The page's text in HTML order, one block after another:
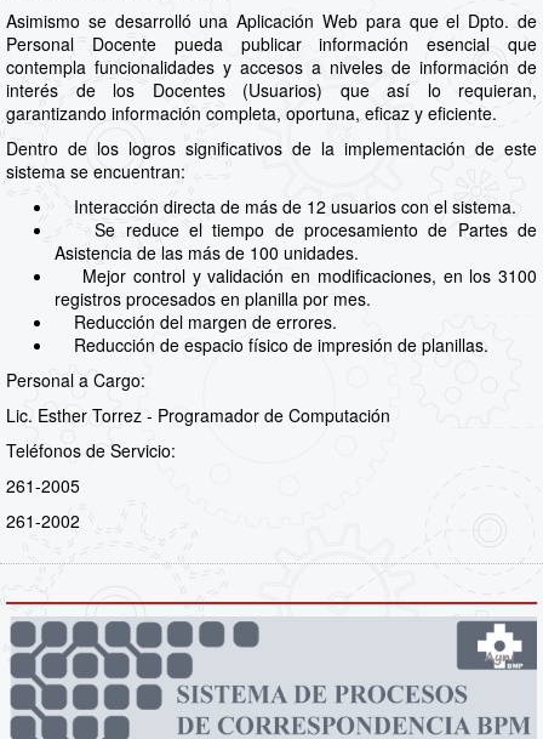
Asimismo se desarrolló una Aplicación Web para que el Dpto. de
Personal Docente pueda publicar información esencial que
contempla funcionalidades y accesos a niveles de información de
interés de los Docentes (Usuarios) que así lo requieran,
garantizando información completa, oportuna, eficaz y eficiente.
Dentro de los logros significativos de la implementación de este
sistema se encuentran:
Interacción directa de más de 12 usuarios con el sistema.
Se reduce el tiempo de procesamiento de Partes de
Asistencia de las más de 100 unidades.
Mejor control y validación en modificaciones, en los 3100
registros procesados en planilla por mes.
Reducción del margen de errores.
Reducción de espacio físico de impresión de planillas.
Personal a Cargo:
Lic. Esther Torrez - Programador de Computación
Teléfonos de Servicio:
261-2005
261-2002